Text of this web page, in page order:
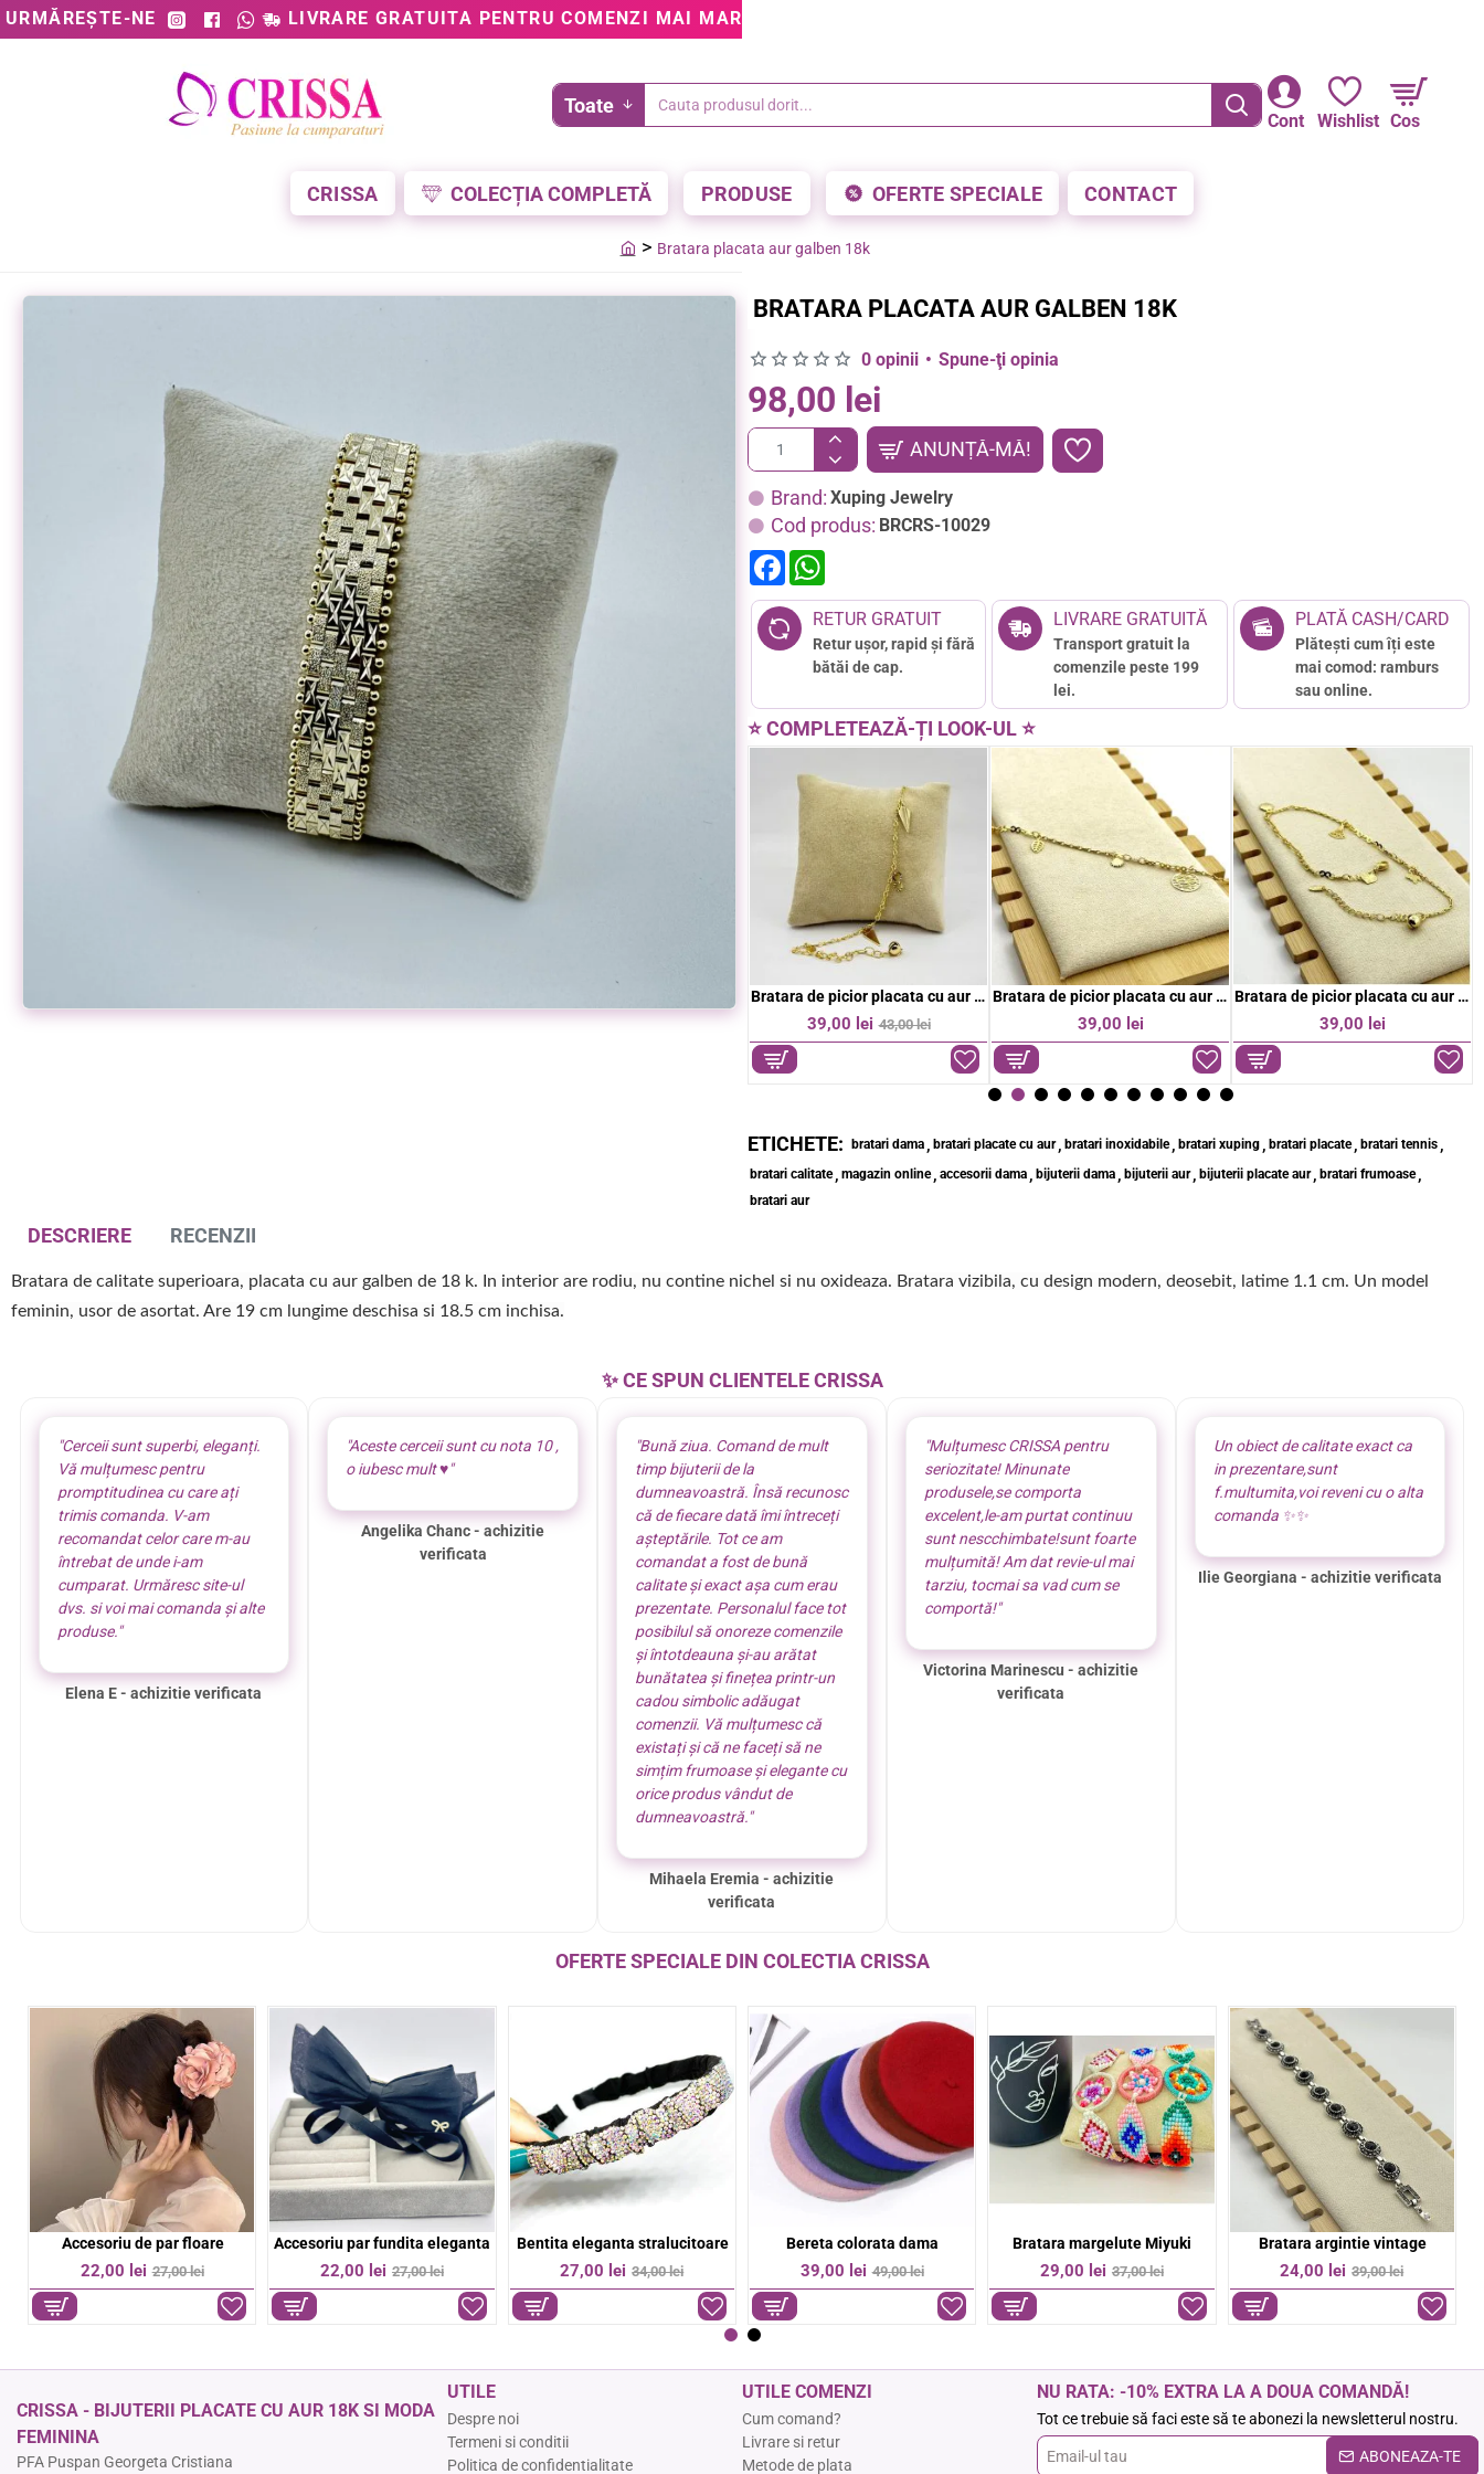
URMĂREȘTE-NE LIVRARE GRATUITA PENTRU COMENZI MAI MARI DE 199 LEI • 5% REDUCERE LA PLATA CU CARDUL
Cont Wishlist Cos
Toate
Cauta
CRISSA COLECȚIA COMPLETĂ PRODUSE OFERTE SPECIALE CONTACT
Bratara placata aur galben 18k
BRATARA PLACATA AUR GALBEN 18K
Brand: Xuping Jewelry
Cod produs: BRCRS-10029
0 opinii • Spune-ţi opinia
98,00 lei
ANUNȚĂ-MĂ!
F
a
e
b
o
t
s
A
p
RETUR GRATUIT
Retur ușor, rapid și fără
bătăi de cap.
LIVRARE GRATUITĂ
Transport gratuit la
comenzile peste 199
lei.
PLATĂ CASH/CARD
Plătești cum îți este
mai comod: ramburs
sau online.
⭐ COMPLETEAZĂ-ȚI LOOK-UL ⭐
49,00 lei 39,00 lei 39,00 lei
-9% Bratara de picior placata cu aur 18k
39,00 lei 43,00 lei
Bratara de picior placata cu aur 18k
39,00 lei
Bratara de picior placata cu aur 18k
39,00 lei
ETICHETE: bratari dama , bratari placate cu aur , bratari inoxidabile , bratari xuping , bratari placate , bratari tennis ,
bratari calitate , magazin online , accesorii dama , bijuterii dama , bijuterii aur , bijuterii placate aur , bratari frumoase ,
bratari aur
DESCRIERE RECENZII
Bratara de calitate superioara, placata cu aur galben de 18 k. In interior are rodiu, nu contine nichel si nu oxideaza. Bratara vizibila, cu design modern, deosebit, latime 1.1 cm. Un model
feminin, usor de asortat. Are 19 cm lungime deschisa si 18.5 cm inchisa.
✨ CE SPUN CLIENTELE CRISSA
"Cerceii sunt superbi, eleganți.
Vă mulțumesc pentru
promptitudinea cu care ați
trimis comanda. V-am
recomandat celor care m-au
întrebat de unde i-am
cumparat. Urmăresc site-ul
dvs. si voi mai comanda și alte
produse."
Elena E - achizitie verificata
"Aceste cerceii sunt cu nota 10 ,
o iubesc mult ♥️"
Angelika Chanc - achizitie
verificata
"Bună ziua. Comand de mult
timp bijuterii de la
dumneavoastră. Însă recunosc
că de fiecare dată îmi întreceți
așteptările. Tot ce am
comandat a fost de bună
calitate și exact așa cum erau
prezentate. Personalul face tot
posibilul să onoreze comenzile
și întotdeauna și-au arătat
bunătatea și finețea printr-un
cadou simbolic adăugat
comenzii. Vă mulțumesc că
existați și că ne faceți să ne
simțim frumoase și elegante cu
orice produs vândut de
dumneavoastră."
Mihaela Eremia - achizitie
verificata
"Mulțumesc CRISSA pentru
seriozitate! Minunate
produsele,se comporta
excelent,le-am purtat continuu
sunt nescchimbate!sunt foarte
mulțumită! Am dat revie-ul mai
tarziu, tocmai sa vad cum se
comportă!"
Victorina Marinescu - achizitie
verificata
Un obiect de calitate exact ca
in prezentare,sunt
f.multumita,voi reveni cu o alta
comanda ✨️✨️
Ilie Georgiana - achizitie verificata
OFERTE SPECIALE DIN COLECTIA CRISSA
-11%
Bratara aurie pe snur negru
39,00 lei 44,00 lei
-36%
Bratara colorata elastica
9,00 lei 14,00 lei
-36%
Bratara colorata margelute fine
9,00 lei 14,00 lei
-17%
Bratara colorata otel inoxidabil
74,00 lei 89,00 lei
-50%
Bratara colorata pe snur
6,00 lei 12,00 lei
-14%
Bratara Cruce otel inoxidabil
37,00 lei 43,00 lei
CRISSA - BIJUTERII PLACATE CU AUR 18K SI MODA
FEMININA
PFA Puspan Georgeta Cristiana
UTILE
Despre noi
Termeni si conditii
Politica de confidentialitate
UTILE COMENZI
Cum comand?
Livrare si retur
Metode de plata
NU RATA: -10% EXTRA LA A DOUA COMANDĂ!
Tot ce trebuie să faci este să te abonezi la newsletterul nostru.
Email-
ABONEAZA-TE